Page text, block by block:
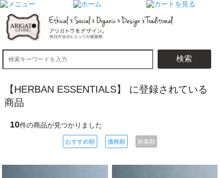
検索
【HERBAN ESSENTIALS】 に登録されている
商品
10件の商品が見つかりました
おすすめ順 価格順 新着順